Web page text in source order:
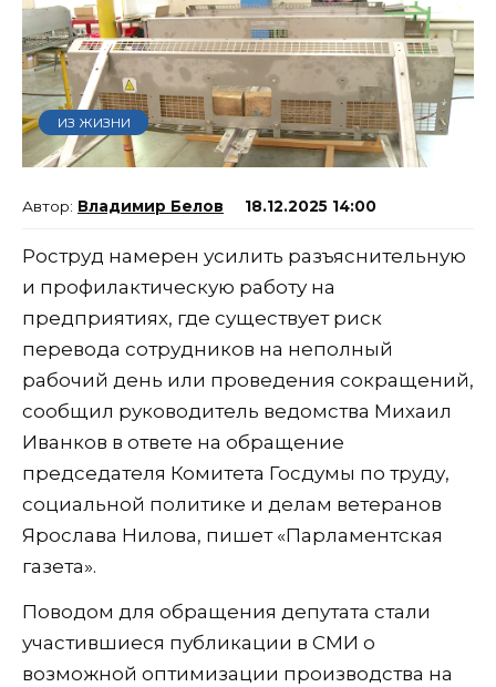
ИЗ ЖИЗНИ
Владимир Белов 18.12.2025 14:00
Роструд намерен усилить разъяснительную
и профилактическую работу на
предприятиях, где существует риск
перевода сотрудников на неполный
рабочий день или проведения сокращений,
сообщил руководитель ведомства Михаил
Иванков в ответе на обращение
председателя Комитета Госдумы по труду,
социальной политике и делам ветеранов
Ярослава Нилова, пишет «Парламентская
газета».
Поводом для обращения депутата стали
участившиеся публикации в СМИ о
возможной оптимизации производства на